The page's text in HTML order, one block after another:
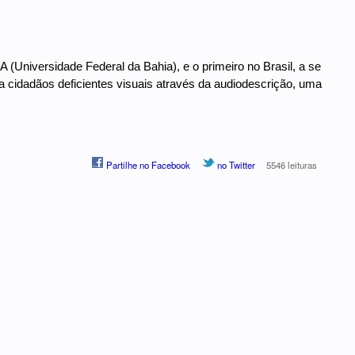
Federal da Bahia), e o primeiro no Brasil, a se
deficientes visuais através da audiodescrição, uma
Partilhe no Facebook no Twitter 5546 leituras